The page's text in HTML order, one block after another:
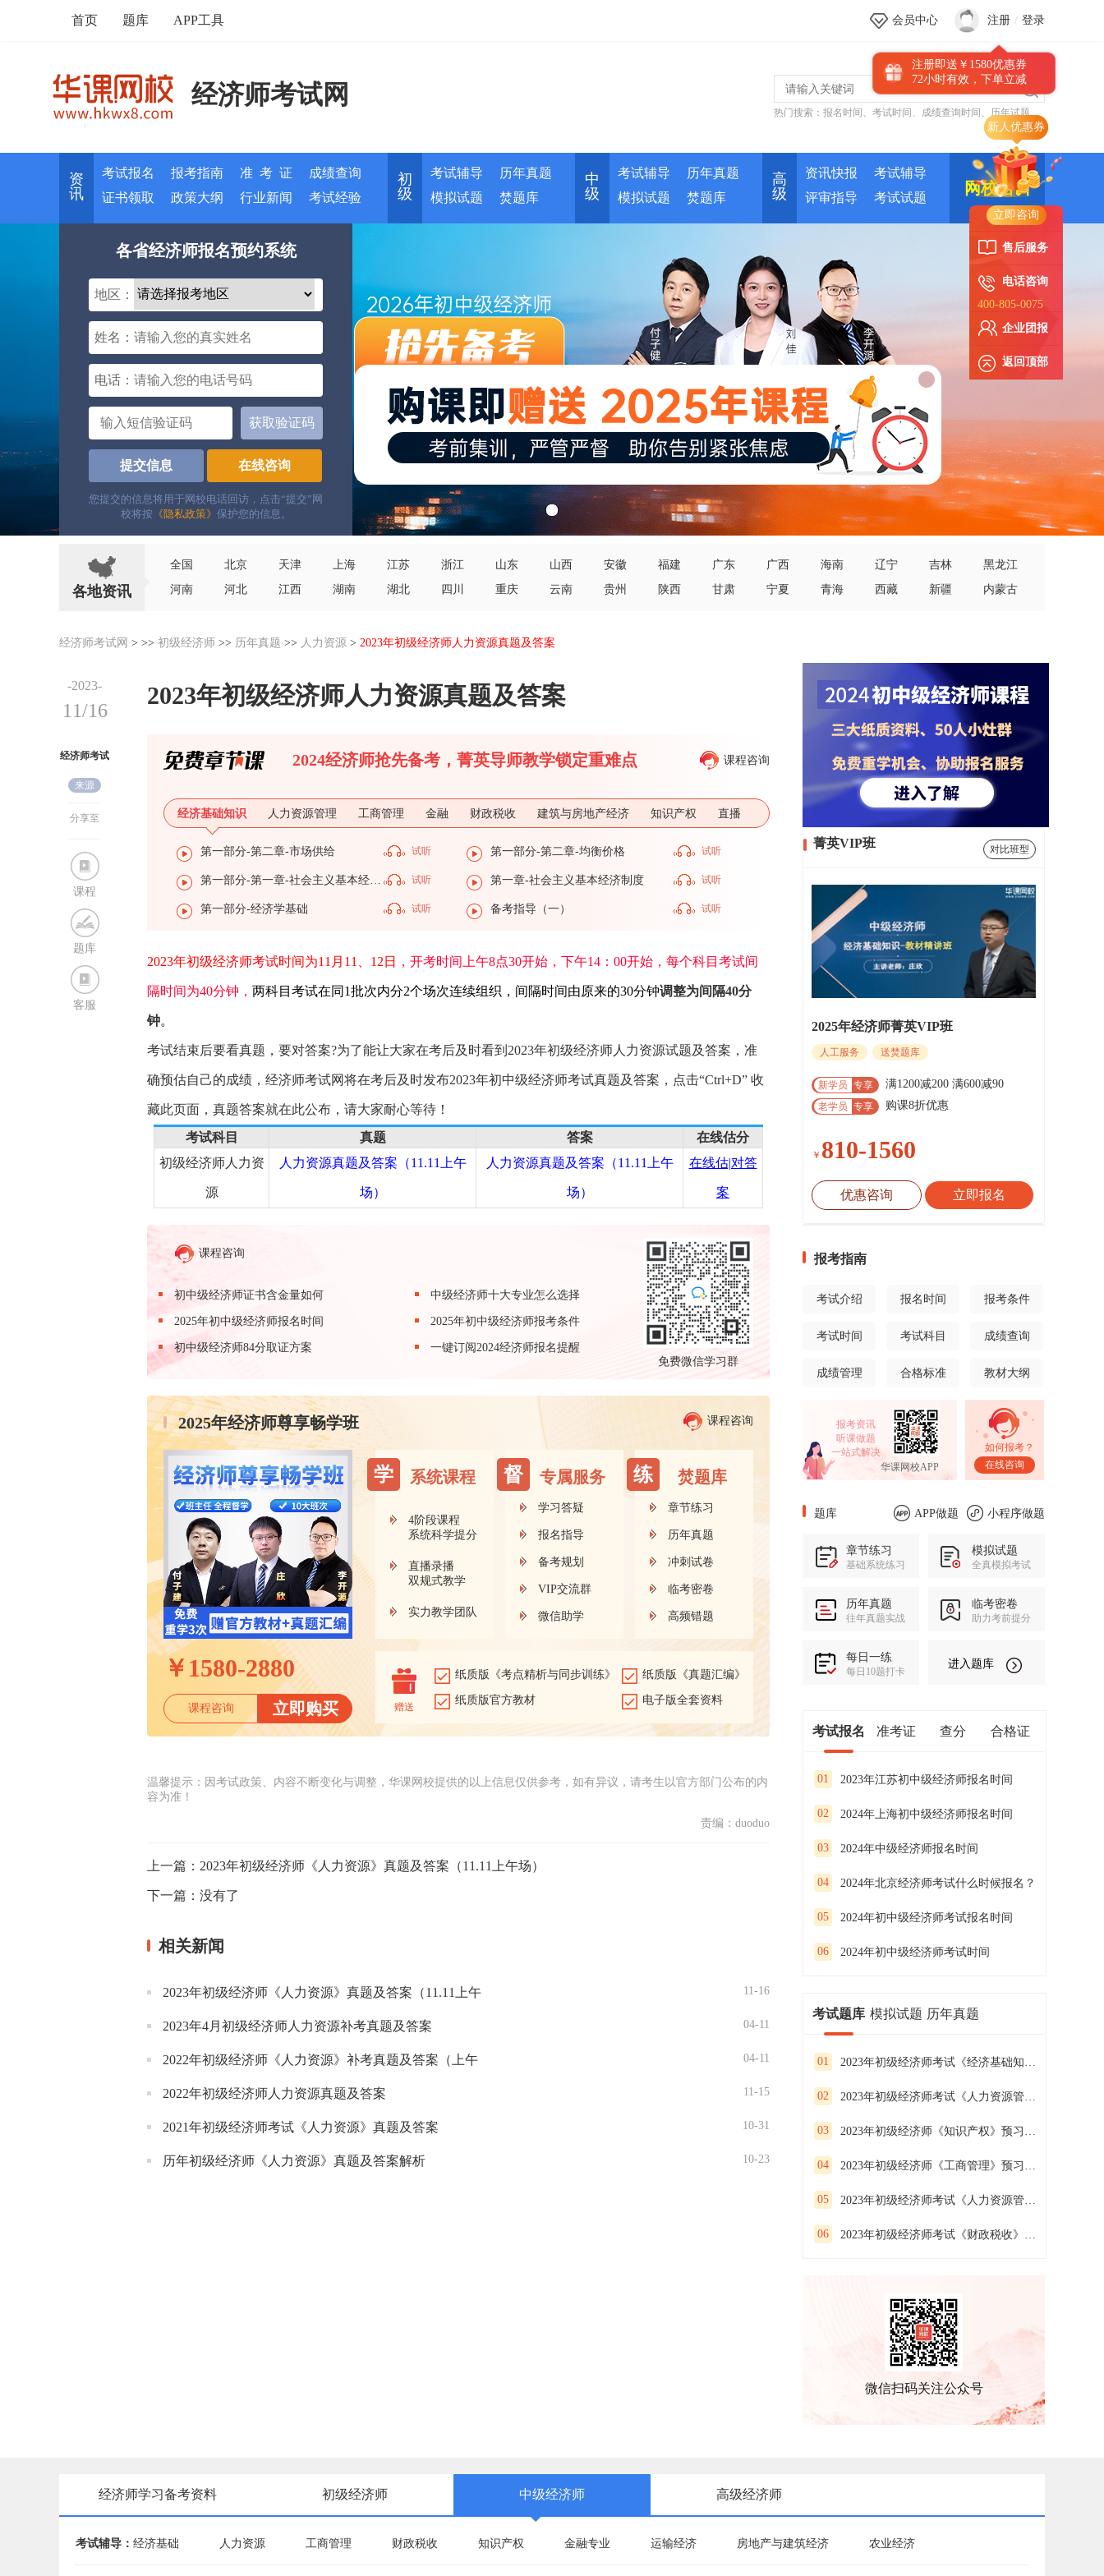
新人优惠券
立即咨询
售后服务
电话咨询
400-805-0075
企业团报
返回顶部
首页 题库 APP工具 会员中心 注册 / 登录
注册即送￥1580优惠券
72小时有效，下单立减
经济师考试网
热门搜索： 报名时间 、 考试时间 、 成绩查询时间 、 历年试题
资
讯
考试报名 报考指南 准 考 证
成绩查询
证书领取
政策大纲 行业新闻 考试经验
初
级
考试辅导
历年真题
模拟试题
焚题库
中
级
考试辅导
历年真题
模拟试题
焚题库
高
级
资讯快报
考试辅导
评审指导
考试试题
网校培训
各省经济师报名预约系统
地区：
姓名：
电话：
获取验证码
提交信息 在线咨询
您提交的信息将用于网校电话回访，点击“提交”网
校将按 《隐私政策》 保护您的信息。
各地资讯
全国 北京 天津 上海 江苏 浙江 山东 山西 安徽 福建 广东 广西 海南 辽宁 吉林
黑龙江
河南
河北 江西 湖南 湖北 四川 重庆 云南 贵州 陕西 甘肃 宁夏 青海 西藏 新疆 内蒙古
经济师考试网 > >> 初级经济师 >> 历年真题 >> 人力资源 > 2023年初级经济师人力资源真题及答案
-2023-
11/16
经济师考试
网
来源
分享至
课程
题库
客服
2023年初级经济师人力资源真题及答案
2024经济师抢先备考，菁英导师教学锁定重难点 课程咨询
经济基础知识 人力资源管理 工商管理 金融 财政税收 建筑与房地产经济 知识产权 直播
第一部分-第二章-市场供给 试听 第一部分-第二章-均衡价格 试听
第一部分-第一章-社会主义基本经济制度 试听 第一章-社会主义基本经济制度 试听
第一部分-经济学基础 试听 备考指导（一） 试听
2023年初级经济师考试时间为11月11、12日 ， 开考时间上午8点30开始，下午14：00开始，每个科目考试间
隔时间为40分钟， 两科目考试在同1批次内分2个场次连续组织，间隔时间由原来的30分钟调整为间隔40分
钟。
考试结束后要看真题，要对答案?为了能让大家在考后及时看到2023年初级经济师人力资源试题及答案，准
确预估自己的成绩，经济师考试网将在考后及时发布2023年初中级经济师考试真题及答案，点击“Ctrl+D” 收
藏此页面，真题答案就在此公布，请大家耐心等待！
考试科目
真题 答案
在线估分
初级经济师人力资
源
人力资源真题及答案（11.11上午
场）
人力资源真题及答案（11.11上午
场）
在线估|对答
案
课程咨询
初中级经济师证书含金量如何 中级经济师十大专业怎么选择
2025年初中级经济师报名时间 2025年初中级经济师报考条件
初中级经济师84分取证方案
一键订阅2024经济师报名提醒
免费微信学习群
2025年经济师尊享畅学班 课程咨询
￥ 1580-2880
课程咨询 立即购买
学 系统课程
4阶段课程
系统科学提分
直播录播
双规式教学
实力教学团队
督 专属服务
学习答疑
报名指导
备考规划
VIP交流群
微信助学
练 焚题库
章节练习
历年真题
冲刺试卷
临考密卷
高频错题
赠送
纸质版《考点精析与同步训练》 纸质版《真题汇编》
纸质版官方教材 电子版全套资料
温馨提示：因考试政策、内容不断变化与调整，华课网校提供的以上信息仅供参考，如有异议，请考生以官方部门公布的内
容为准！
责编：duoduo
上一篇： 2023年初级经济师《人力资源》真题及答案（11.11上午场）
下一篇： 没有了
相关新闻
2023年初级经济师《人力资源》真题及答案（11.11上午 11-16
2023年4月初级经济师人力资源补考真题及答案 04-11
2022年初级经济师《人力资源》补考真题及答案（上午 04-11
2022年初级经济师人力资源真题及答案 11-15
2021年初级经济师考试《人力资源》真题及答案 10-31
历年初级经济师《人力资源》真题及答案解析 10-23
菁英VIP班 对比班型
2025年经济师菁英VIP班
人工服务 送焚题库
新学员 专享 满1200减200 满600减90
老学员 专享 购课8折优惠
￥ 810-1560
优惠咨询 立即报名
报考指南
考试介绍 报名时间 报考条件
考试时间 考试科目 成绩查询
成绩管理 合格标准 教材大纲
报考资讯
听课做题
一站式解决
华课网校APP
如何报考？
在线咨询
题库 APP做题 小程序做题
章节练习
基础系统练习
模拟试题
全真模拟考试
历年真题
往年真题实战
临考密卷
助力考前提分
每日一练
每日10题打卡
进入题库
考试报名 准考证 查分 合格证
01 2023年江苏初中级经济师报名时间
02 2024年上海初中级经济师报名时间
03 2024年中级经济师报名时间
04 2024年北京经济师考试什么时候报名？
05 2024年初中级经济师考试报名时间
06 2024年初中级经济师考试时间
考试题库 模拟试题 历年真题
01 2023年初级经济师考试《经济基础知识》预习试卷（二）
02 2023年初级经济师考试《人力资源管理》预习试卷（一）
03 2023年初级经济师《知识产权》预习试卷（二）
04 2023年初级经济师《工商管理》预习试卷（一）
05 2023年初级经济师考试《人力资源管理》预习试卷（三）
06 2023年初级经济师考试《财政税收》预习试卷(一）
微信扫码关注公众号
经济师学习备考资料 初级经济师 中级经济师 高级经济师
考试辅导： 经济基础 人力资源 工商管理 财政税收 知识产权 金融专业 运输经济 房地产与建筑经济 农业经济